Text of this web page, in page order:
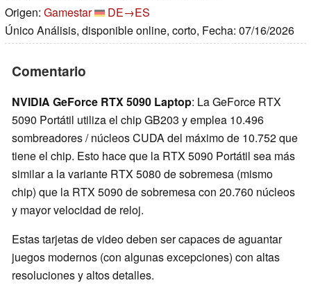
Origen: Gamestar
DE→ES
Único Análisis, disponible online, corto, Fecha: 07/16/2026
Comentario
NVIDIA GeForce RTX 5090 Laptop: La GeForce RTX
5090 Portátil utiliza el chip GB203 y emplea 10.496
sombreadores / núcleos CUDA del máximo de 10.752 que
tiene el chip. Esto hace que la RTX 5090 Portátil sea más
similar a la variante RTX 5080 de sobremesa (mismo
chip) que la RTX 5090 de sobremesa con 20.760 núcleos
y mayor velocidad de reloj.
Estas tarjetas de video deben ser capaces de aguantar
juegos modernos (con algunas excepciones) con altas
resoluciones y altos detalles.